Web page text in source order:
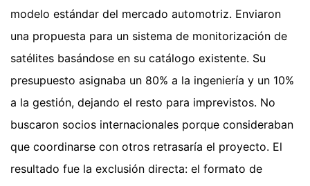
modelo estándar del mercado automotriz. Enviaron
una propuesta para un sistema de monitorización de
satélites basándose en su catálogo existente. Su
presupuesto asignaba un 80% a la ingeniería y un 10%
a la gestión, dejando el resto para imprevistos. No
buscaron socios internacionales porque consideraban
que coordinarse con otros retrasaría el proyecto. El
resultado fue la exclusión directa: el formato de